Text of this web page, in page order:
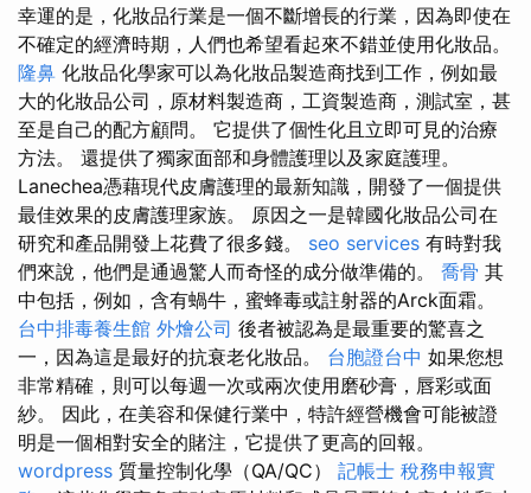
幸運的是，化妝品行業是一個不斷增長的行業，因為即使在
不確定的經濟時期，人們也希望看起來不錯並使用化妝品。
隆鼻 化妝品化學家可以為化妝品製造商找到工作，例如最
大的化妝品公司，原材料製造商，工資製造商，測試室，甚
至是自己的配方顧問。 它提供了個性化且立即可見的治療
方法。 還提供了獨家面部和身體護理以及家庭護理。
Lanechea憑藉現代皮膚護理的最新知識，開發了一個提供
最佳效果的皮膚護理家族。 原因之一是韓國化妝品公司在
研究和產品開發上花費了很多錢。 seo services 有時對我
們來說，他們是通過驚人而奇怪的成分做準備的。 喬骨 其
中包括，例如，含有蝸牛，蜜蜂毒或註射器的Arck面霜。
台中排毒養生館 外燴公司 後者被認為是最重要的驚喜之
一，因為這是最好的抗衰老化妝品。 台胞證台中 如果您想
非常精確，則可以每週一次或兩次使用磨砂膏，唇彩或面
紗。 因此，在美容和保健行業中，特許經營機會可能被證
明是一個相對安全的賭注，它提供了更高的回報。
wordpress 質量控制化學（QA/QC） 記帳士 稅務申報實